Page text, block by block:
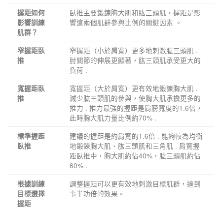
握距如何
影響訓練
肌群？
臥推主要鍛鍊胸大肌和肱三頭肌，握距是影
響這兩個肌群參與比例的關鍵因素 。
窄握距臥
推
窄握距（小於肩寬）更多地刺激肱三頭肌 .
肘關節的伸展更顯著，肱三頭肌承受更大的
負荷 .
寬握距臥
推
寬握距（大於肩寬）更有效地鍛鍊胸大肌 .
減少肱三頭肌的參與，使胸大肌承擔更多的
推力 . 推力最強的握距是肩膀寬度的1.6倍，
此時胸大肌力量比例約70% .
標準握距
臥推
建議的握距是約肩寬的1.6倍 . 能夠較為均衡
地鍛鍊胸大肌、肱三頭肌和三角肌 . 肩寬握
距臥推中，胸大肌約佔40%，肱三頭肌約佔
60% .
根據訓練
目標選擇
握距
調整握距可以更有效地刺激目標肌群，達到
事半功倍的效果。